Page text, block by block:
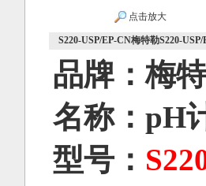
点击放大
S220-USP/EP-CN梅特勒S220-
品牌：梅
名称：pH
型号：